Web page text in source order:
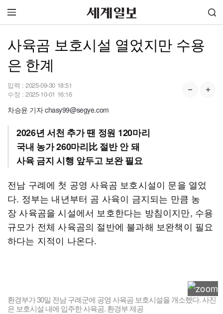
사육곰 보호시설 열었지만 수용
은 한계
입력 : 2025-09-30 18:51
수정 : 2025-10-01 16:16
차승윤 기자 chasy99@segye.com
2026년 서천 추가 땐 정원 120마리
국내 농가 260마리比 절반 안 돼
사육 금지 시행 앞두고 보완 필요
전남 구례에 첫 공영 사육곰 보호시설이 문을 열었
다. 정부는 내년부터 곰 사육이 금지되는 만큼 농
장 사육곰을 시설에서 보호한다는 방침이지만, 수용
규모가 전체 사육곰의 절반에 불과해 보완책이 필요
하다는 지적이 나온다.
환경부가 30일 전남 구례군에 공영 사육곰 보호시설을 개소했다. 사진
은 보호시설 내에 입주한 사육곰. 환경부 제공